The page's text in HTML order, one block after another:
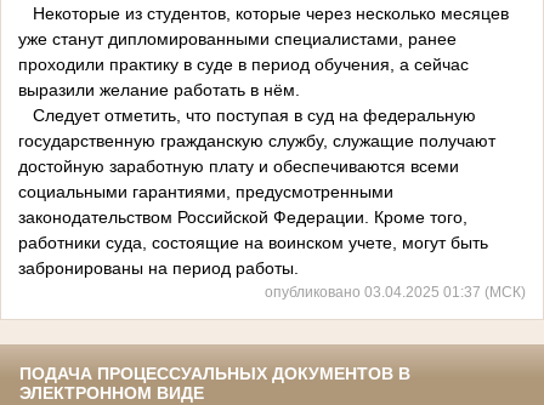
Некоторые из студентов, которые через несколько месяцев
уже станут дипломированными специалистами, ранее
проходили практику в суде в период обучения, а сейчас
выразили желание работать в нём.
Следует отметить, что поступая в суд на федеральную
государственную гражданскую службу, служащие получают
достойную заработную плату и обеспечиваются всеми
социальными гарантиями, предусмотренными
законодательством Российской Федерации. Кроме того,
работники суда, состоящие на воинском учете, могут быть
забронированы на период работы.
опубликовано 03.04.2025 01:37 (МСК)
ПОДАЧА ПРОЦЕССУАЛЬНЫХ ДОКУМЕНТОВ В
ЭЛЕКТРОННОМ ВИДЕ